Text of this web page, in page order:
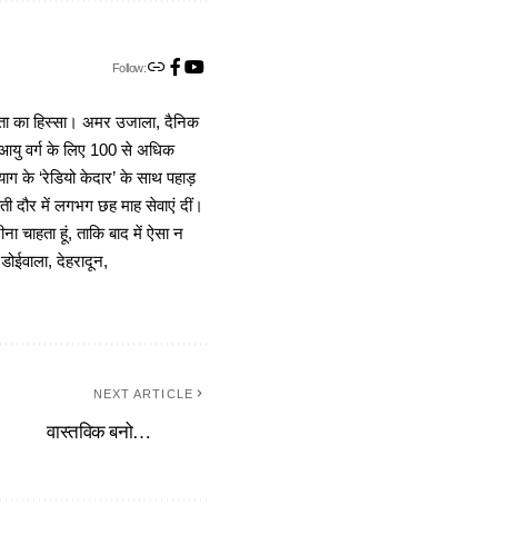
Follow:
का हिस्सा। अमर उजाला, दैनिक
आयु वर्ग के लिए 100 से अधिक
के ‘रेडियो केदार’ के साथ पहाड़
दौर में लगभग छह माह सेवाएं दीं।
चाहता हूं, ताकि बाद में ऐसा न
देहरादून,
NEXT ARTICLE
वास्तविक बनो…